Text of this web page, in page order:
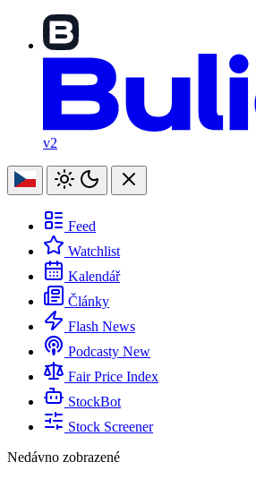
v2
Feed
Watchlist
Kalendář
Články
Flash News
Podcasty New
Fair Price Index
StockBot
Stock Screener
Nedávno zobrazené